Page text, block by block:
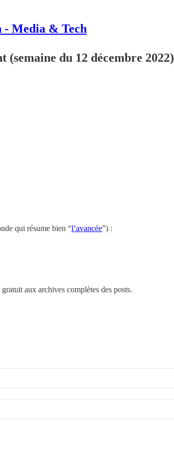
Media & Tech
(semaine du 12 décembre 2022)
qui résume bien “l’avancée”) :
aux archives complètes des posts.